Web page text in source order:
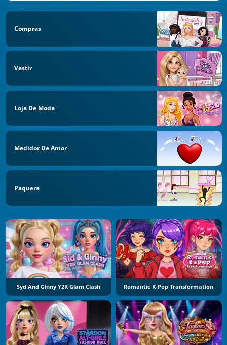
Compras
Vestir
Loja De Moda
Medidor De Amor
Paquera
Syd And Ginny Y2K Glam Clash Romantic K-Pop Transformation